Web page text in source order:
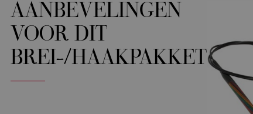
AANBEVELINGEN
VOOR DIT
BREI-/HAAKPAKKET